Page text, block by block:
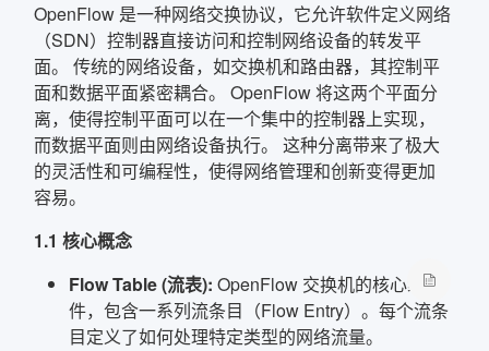
OpenFlow 是一种网络交换协议，它允许软件定义网络
（SDN）控制器直接访问和控制网络设备的转发平
面。 传统的网络设备，如交换机和路由器，其控制平
面和数据平面紧密耦合。 OpenFlow 将这两个平面分
离，使得控制平面可以在一个集中的控制器上实现，
而数据平面则由网络设备执行。 这种分离带来了极大
的灵活性和可编程性，使得网络管理和创新变得更加
容易。
1.1 核心概念
Flow Table (流表): OpenFlow 交换机的核心组
件，包含一系列流条目（Flow Entry）。每个流条
目定义了如何处理特定类型的网络流量。